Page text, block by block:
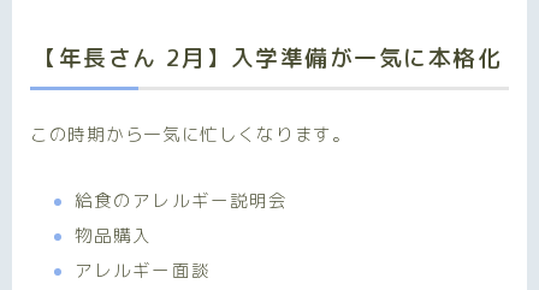
【年長さん 2月】入学準備が一気に本格化
この時期から一気に忙しくなります。
給食のアレルギー説明会
物品購入
アレルギー面談